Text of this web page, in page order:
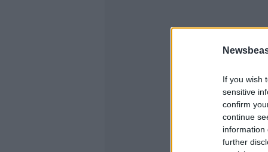
If you wish
sensitive
confirm
continue
information
further